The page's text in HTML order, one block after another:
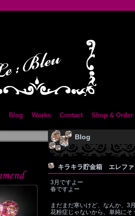
Blog Works Contact Shop & Order
Blog
キラキラ貯金箱 エレフ
3月ですよー
春ですよー
まだまだ寒いけど、なんか、3
花粉症じゃないから、単純にそ